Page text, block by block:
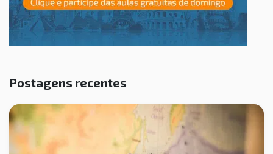
Postagens recentes